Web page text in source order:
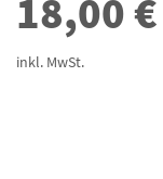
18,00€
inkl. MwSt.